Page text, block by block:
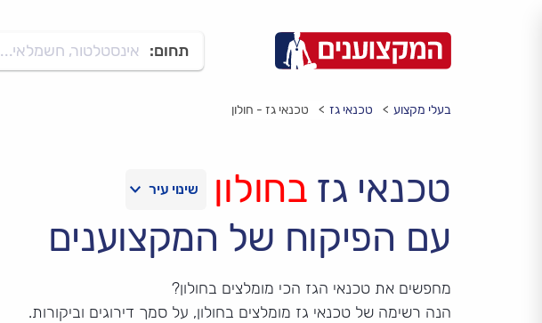
תחום: אינסטלטור, חשמלאי...
בעלי מקצוע טכנאי גז טכנאי גז - חולון
טכנאי גז בחולון
עם הפיקוח של המקצוענים
מחפשים את טכנאי הגז הכי מומלצים בחולון?
הנה רשימה של טכנאי גז מומלצים בחולון, על סמך דירוגים וביקורות.